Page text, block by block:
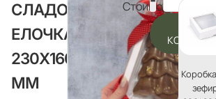
СЛАДОСТЕЙ
ЕЛОЧКА,
230Х160Х30
ММ
Стоимость:
В
КОРЗИНУ